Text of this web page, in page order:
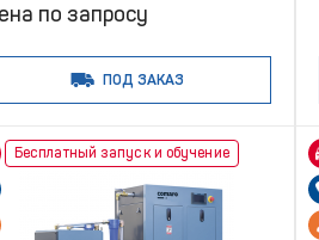
по запросу
ПОД ЗАКАЗ
Бесплатный запуск и обучение